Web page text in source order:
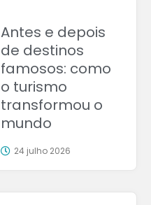
Antes e depois
de destinos
famosos: como
o turismo
transformou o
mundo
24 julho 2026